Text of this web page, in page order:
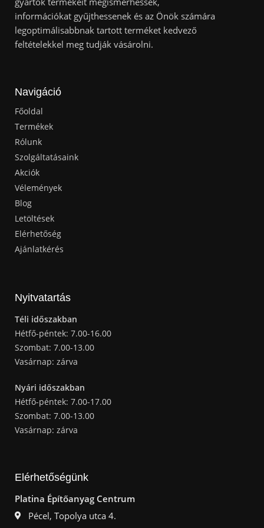
információkat gyűjthessenek és az Önök számára
legoptimálisabbnak tartott terméket kedvező
feltételekkel meg tudják vásárolni.
Navigáció
Főoldal
Termékek
Rólunk
Szolgáltatásaink
Akciók
Vélemények
Blog
Letöltések
Elérhetőség
Ajánlatkérés
Nyitvatartás
Téli időszakban
Hétfő-péntek: 7.00-16.00
Szombat: 7.00-13.00
Vasárnap: zárva
Nyári időszakban
Hétfő-péntek: 7.00-17.00
Szombat: 7.00-13.00
Vasárnap: zárva
Elérhetőségünk
Platina Építőanyag Centrum
Pécel, Topolya utca 4.